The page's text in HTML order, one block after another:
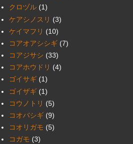
クロヅル (1)
ケアシノスリ (3)
ケイマフリ (10)
コアオアシシギ (7)
コアジサシ (33)
コアホウドリ (4)
ゴイサギ (1)
ゴイザギ (1)
コウノトリ (5)
コオバシギ (9)
コオリガモ (5)
コガモ (3)